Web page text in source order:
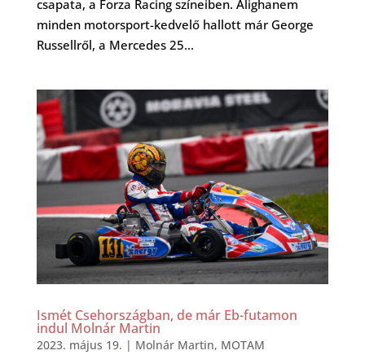
csapata, a Forza Racing színeiben. Alighanem
minden motorsport-kedvelő hallott már George
Russellről, a Mercedes 25...
Ismét Csehországban, de már Eb-futamon
indul Molnár Martin
2023. május 19. | Molnár Martin, MOTAM